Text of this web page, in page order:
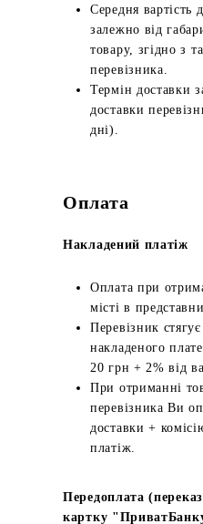
Середня вартість
залежно від
товару, згідно з
перевізника.
Термін доставки
доставки
дні).
Оплата
Накладений платіж
Оплата при
місті в
Перевізник
накладеного
20 грн + 2% від
При отриманні
перевізника Ви
доставки +
платіж.
Передоплата
картку